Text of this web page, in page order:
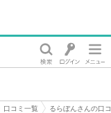
口コミ一覧
るらぼんさんの口